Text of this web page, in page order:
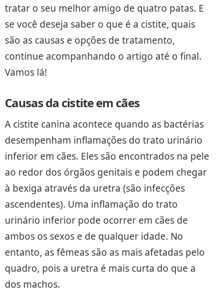
tratar o seu melhor amigo de quatro patas. E
se você deseja saber o que é a cistite, quais
são as causas e opções de tratamento,
continue acompanhando o artigo até o final.
Vamos lá!
Causas da cistite em cães
A cistite canina acontece quando as bactérias
desempenham inflamações do trato urinário
inferior em cães. Eles são encontrados na pele
ao redor dos órgãos genitais e podem chegar
à bexiga através da uretra (são infecções
ascendentes). Uma inflamação do trato
urinário inferior pode ocorrer em cães de
ambos os sexos e de qualquer idade. No
entanto, as fêmeas são as mais afetadas pelo
quadro, pois a uretra é mais curta do que a
dos machos.